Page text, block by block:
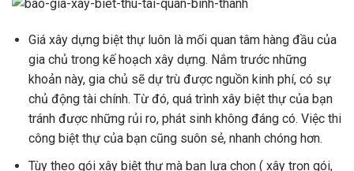
Giá xây dựng biệt thự luôn là mối quan tâm hàng đầu của
gia chủ trong kế hoạch xây dựng. Nắm trước những
khoản này, gia chủ sẽ dự trù được nguồn kinh phí, có sự
chủ động tài chính. Từ đó, quá trình xây biệt thự của bạn
tránh được những rủi ro, phát sinh không đáng có. Việc thi
công biệt thự của bạn cũng suôn sẻ, nhanh chóng hơn.
Tùy theo gói xây biệt thự mà bạn lựa chọn ( xây trọn gói,